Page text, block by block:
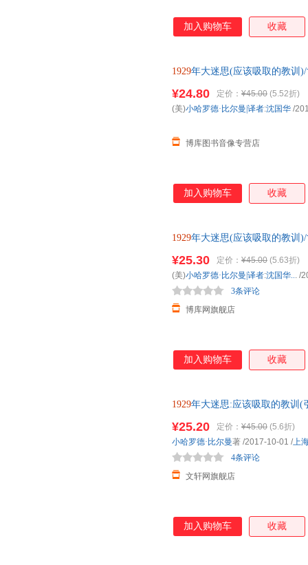
加入购物车 收藏
1929年大迷思(应该吸取的教训
¥24.80 定价： ¥45.00 (5.52折)
博库图书音像专营店
(美)小哈罗德·比尔曼|译者:沈国华 /
加入购物车 收藏
1929年大迷思(应该吸取的教训
¥25.30 定价： ¥45.00 (5.63折)
博库网旗舰店
3条评论
(美)小哈罗德·比尔曼|译者:沈国华... /
加入购物车 收藏
1929年大迷思:应该吸取的教训(
¥25.20 定价： ¥45.00 (5.6折)
文轩网旗舰店
4条评论
小哈罗德·比尔曼著 /2017-10-01 /上
加入购物车 收藏